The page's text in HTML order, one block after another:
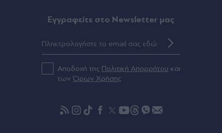
Eγγραφείτε στο Newsletter μας
Αποδοχή της Πολιτική Απορρήτου και
τωνΌρων Χρήσης